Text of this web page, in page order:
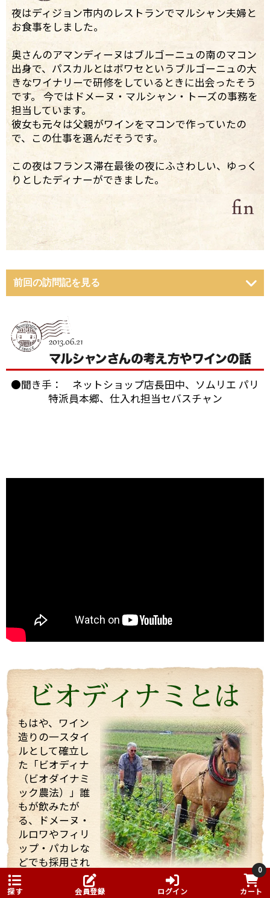
夜はディジョン市内のレストランでマルシャン夫婦と
お食事をしました。
奥さんのアマンディーヌはブルゴーニュの南のマコン
出身で、パスカルとはボワセというブルゴーニュの大
きなワイナリーで研修をしているときに出会ったそう
です。 今ではドメーヌ・マルシャン・トーズの事務を
担当しています。
彼女も元々は父親がワインをマコンで作っていたの
で、この仕事を選んだそうです。
この夜はフランス滞在最後の夜にふさわしい、ゆっく
りとしたディナーができました。
前回の訪問記を見る
ワイン醸造に対する自身のフィロソフィ（哲学）を強
く持った志の高い醸造家でした。
今回は、他のお客様もいらっしゃりとても忙しい中私
くれました。 途中で「もう大丈夫ですよ・・・」と言
っても、「これを飲んでくれ」と、どんどんいろいろ
なワインを持ってきてくれてワインや畑や自分の考え
などたくさん話していただきました！
そんな訪問の様子を一部まとめしたのでご覧くださ
い。 また動画も撮影したものをほんの少しまとめまし
たのでご一緒にどうぞ。 少しでもマルシャンの熱い思
いが伝わればいいなと思っています。
まず、着いて初めにマルシャンのヴィラージュクラス
の傑作ともいうべき、ワンランク上のブルゴーニュ・
●聞き手： ネットショップ店長田中、ソムリエ パリ
特派員本郷、仕入れ担当セバスチャン
もはや、ワイン
造りの一スタイ
ルとして確立し
た「ビオディナ
（ビオダイナミ
ック農法）」誰
もが飲みたが
る、ドメーヌ・
ルロワやフィリ
ップ・パカレな
どでも採用され
ている農法です。 「ビオディナミ」とは農薬や化
学肥料を使用しない農法ですが、一般的に無農薬
探す 会員登録 ログイン
0
カート